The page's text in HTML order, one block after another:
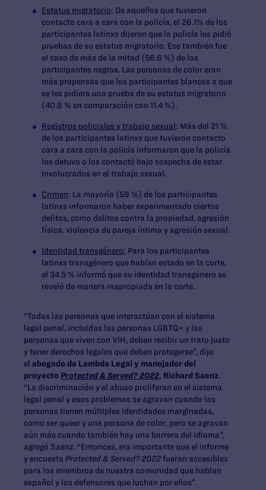
Estatus migratorio: De aquellos que tuvieron
contacto cara a cara con la policía, el 26.1% de los
participantes latinxs dijeron que la policía les pidió
pruebas de su estatus migratorio. Ese también fue
el caso de más de la mitad (56.6 %) de los
participantes negros. Las personas de color eran
más propensas que los participantes blancos a que
se les pidiera una prueba de su estatus migratorio
(40.8 % en comparación con 11.4 %).
Registros policiales y trabajo sexual: Más del 21 %
de los participantes latinxs que tuvieron contacto
cara a cara con la policía informaron que la policía
los detuvo o los contactó bajo sospecha de estar
involucrados en el trabajo sexual.
Crimen: La mayoría (59 %) de los participantes
latinxs informaron haber experimentado ciertos
delitos, como delitos contra la propiedad, agresión
física, violencia de pareja íntima y agresión sexual.
Identidad transgénero: Para los participantes
latinxs transgénero que habían estado en la corte,
el 34.5 % informó que su identidad transgénero se
reveló de manera inapropiada en la corte.
“Todas las personas que interactúan con el sistema
legal penal, incluidas las personas LGBTQ+ y las
personas que viven con VIH, deben recibir un trato justo
y tener derechos legales que deben protegerse”, dijo
el abogado de Lambda Legal y manejador del
proyecto Protected & Served? 2022, Richard Saenz.
“La discriminación y el abuso proliferan en el sistema
legal penal y esos problemas se agravan cuando las
personas tienen múltiples identidades marginadas,
como ser queer y una persona de color, pero se agravan
aún más cuando también hay una barrera del idioma”,
agregó Saenz. “Entonces, era importante que el informe
y encuesta Protected & Served? 2022fueran accesibles
para los miembros de nuestra comunidad que hablan
español y los defensores que luchan por ellos”.